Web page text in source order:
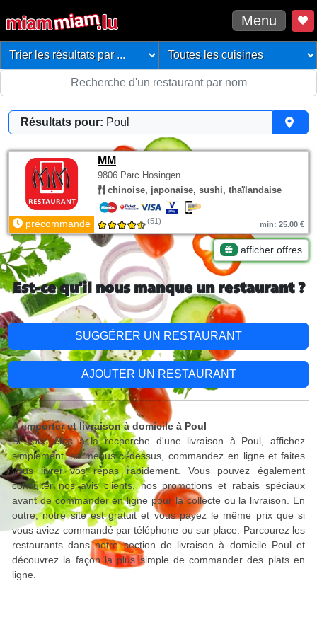
Menu
Résultats pour: Poul
MM
9806 Parc Hosingen
chinoise, japonaise, sushi, thaïlandaise
précommande (51) min: 25.00 €
afficher offres
Est-ce qu'il nous manque un restaurant ?
SUGGÉRER UN RESTAURANT
AJOUTER UN RESTAURANT
A emporter et livraison à domicile à Poul
Si vous êtes à la recherche d'une livraison à Poul, affichez
simplement les menus ci-dessus, commandez en ligne et faites
vous livrer vos repas rapidement. Vous pouvez également
consulter nos avis clients, nos promotions et rabais spéciaux
avant de commander en ligne pour la collecte ou la livraison. En
outre, notre site est gratuit et vous payez le même prix que si
vous aviez commandé par téléphone ou sur place. Parcourez les
restaurants dans notre section de livraison à domicile Poul et
découvrez la façon la plus simple de commander des plats en
ligne.